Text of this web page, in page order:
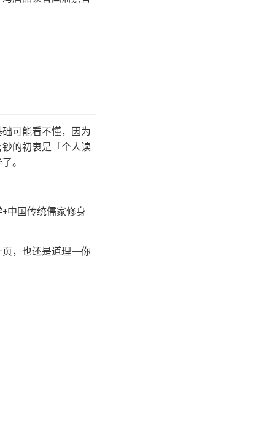
可能看不懂，因为
的初衷是「个人读
。
中国传统儒家修身
，也还是道理——你